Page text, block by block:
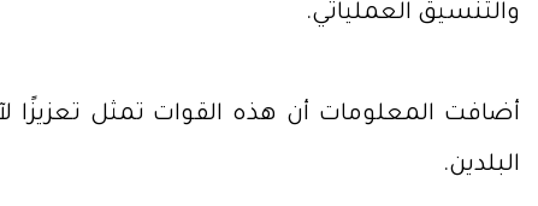
والتنسيق العملياتي.
أضافت المعلومات أن هذه القوات تمثل تعزيزًا
البلدين.